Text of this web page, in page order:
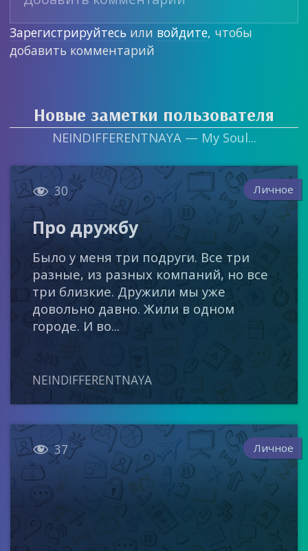
Зарегистрируйтесь или войдите, чтобы
добавить комментарий
Новые заметки пользователя
NEINDIFFERENTNAYA — My Soul...
 30 Личное
Про дружбу
Было у меня три подруги. Все три
разные, из разных компаний, но все
три близкие. Дружили мы уже
довольно давно. Жили в одном
городе. И во...
NEINDIFFERENTNAYA
 37 Личное